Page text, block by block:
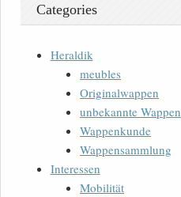
Categories
Heraldik
meubles
Originalwappen
unbekannte Wappen
Wappenkunde
Wappensammlung
Interessen
Mobilität